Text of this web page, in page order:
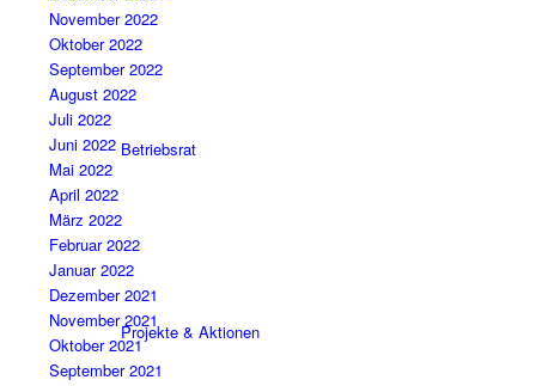
Betriebsrat
Projekte & Aktionen
November 2022
Oktober 2022
September 2022
August 2022
Juli 2022
Juni 2022
Mai 2022
April 2022
März 2022
Februar 2022
Januar 2022
Dezember 2021
November 2021
Oktober 2021
September 2021